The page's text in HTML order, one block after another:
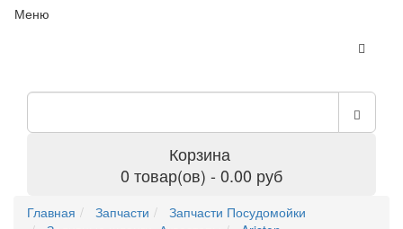
Меню
Корзина
0 товар(ов) - 0.00 руб
Главная Запчасти
Запчасти Посудомойки